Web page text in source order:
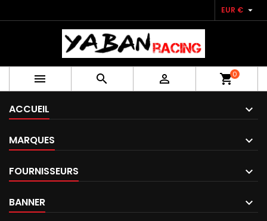
EUR € 
   shopping_cart0
ACCUEIL
MARQUES
FOURNISSEURS
BANNER